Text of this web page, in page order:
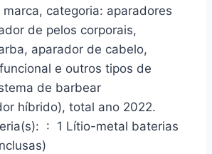
categoria: aparadores
de pelos corporais,
aparador de cabelo,
e outros tipos de
de barbear
híbrido), total ano 2022.
baterias